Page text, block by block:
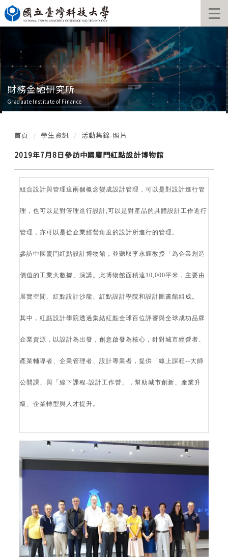
跳
到
主
區
財務金融研究所
Graduate Institute of Finance
首頁 學生資訊 活動集錦-照片
2019年7月8日參訪中國廈門紅點設計博物館
組合設計與管理這兩個概念變成設計管理，可以是對設計進行管
理，也可以是對管理進行設計;可以是對產品的具體設計工作進行
管理，亦可以是從企業經營角度的設計所進行的管理。
參訪中國廈門紅點設計博物館，並聽取李永輝教授「為企業創造
價值的工業大數據」演講。此博物館面積達10,000平米，主要由
展覽空間、紅點設計沙龍、紅點設計學院和設計圖書館組成。
其中，紅點設計學院透過集結紅點全球百位評審與全球成功品牌
企業資源，以設計為出發，創意啟發為核心，針對城市經營者、
產業輔導者、企業管理者、設計專業者，提供「線上課程--大師
公開課」與「線下課程-設計工作營」，幫助城市創新、產業升
級、企業轉型與人才提升。